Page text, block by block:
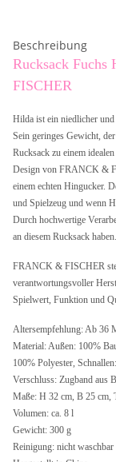
Beschreibung
Rucksack
FISCHER
Hilda ist ein niedlicher
Sein geringes Gewicht,
Rucksack zu einem
Design von FRANCK &
einem echten Hingucker.
und Spielzeug und wenn
Durch hochwertige
an diesem Rucksack haben.
FRANCK & FISCHER
verantwortungsvoller
Spielwert, Funktion und
Altersempfehlung: Ab 36
Material: Außen: 100%
100% Polyester,
Verschluss: Zugband aus
Maße: H 32 cm, B 25 cm,
Volumen: ca. 8 l
Gewicht: 300 g
Reinigung: nicht waschbar